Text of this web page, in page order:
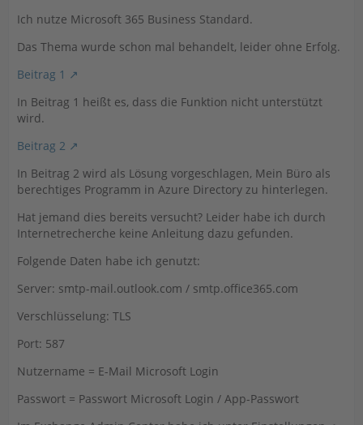
Ich nutze Microsoft 365 Business Standard.
Das Thema wurde schon mal behandelt, leider ohne Erfolg.
Beitrag 1
In Beitrag 1 heißt es, dass die Funktion nicht unterstützt
wird.
Beitrag 2
In Beitrag 2 wird als Lösung vorgeschlagen, Mein Büro als
berechtiges Programm in Azure Directory zu hinterlegen.
Hat jemand dies bereits versucht? Leider habe ich durch
Internetrecherche keine Anleitung dazu gefunden.
Folgende Daten habe ich genutzt:
Server: smtp-mail.outlook.com / smtp.office365.com
Verschlüsselung: TLS
Port: 587
Nutzername = E-Mail Microsoft Login
Passwort = Passwort Microsoft Login / App-Passwort